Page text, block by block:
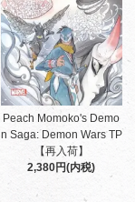
Peach Momoko's Demo
n Saga: Demon Wars TP
【再入荷】
2,380円(内税)